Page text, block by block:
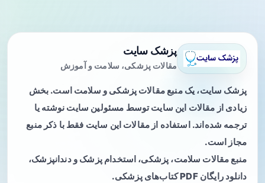
پزشک سایت
مقالات پزشکی، سلامت و آموزش
پزشک سایت، یک منبع مقالات پزشکی و سلامت است. بخش
زیادی از مقالات این سایت توسط مسئولین سایت نوشته یا
ترجمه شده‌اند. استفاده از مقالات این سایت فقط با ذکر منبع
مجاز است.
منبع مقالات سلامت، پزشکی، استخدام پزشک و دندانپزشک،
دانلود رایگان PDF کتاب‌های پزشکی.